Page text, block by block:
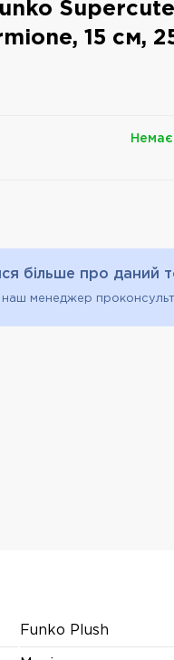
15 см,
Немає
більше про даний
наш менеджер
Funko Plush